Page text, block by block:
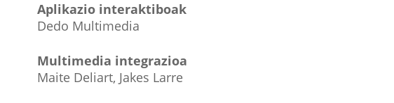
Aplikazio interaktiboak
Dedo Multimedia
Multimedia integrazioa
Maite Deliart, Jakes Larre